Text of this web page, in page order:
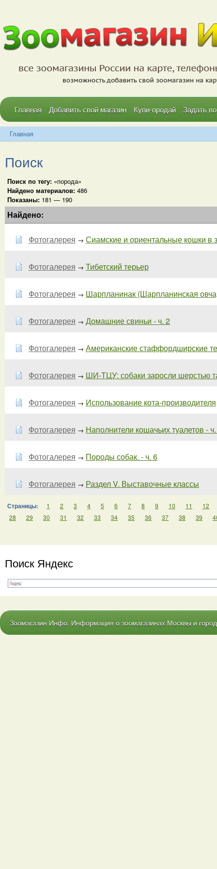
Главная Добавить свой магазин Купи-продай Задать
Главная
Поиск
Поиск по тегу: «порода»
Найдено материалов: 486
Показаны: 181 — 190
Найдено:
Фотогалерея → Сиамские и ориентальные кошки в
Фотогалерея → Тибетский терьер
Фотогалерея → Шарпланинак (Шарпланинская
Фотогалерея → Домашние свиньи - ч. 2
Фотогалерея → Американские стаффордширские
Фотогалерея → ШИ-ТЦУ: собаки заросли шерстью
Фотогалерея → Использование кота-производителя
Фотогалерея → Наполнители кошачьих туалетов -
Фотогалерея → Породы собак. - ч. 6
Фотогалерея → Раздел V. Выставочные классы
Страницы: 1 2 3 4 5 6 7 8 9 10 11
12
28
29 30 31 32 33 34 35 36 37 38 39
Поиск Яндекс
Зоомагазин Инфо. Информация о зоомагазинах Москвы и